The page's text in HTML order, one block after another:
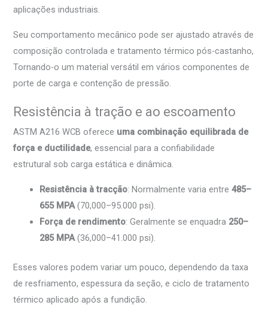
aplicações industriais.
Seu comportamento mecânico pode ser ajustado através de
composição controlada e tratamento térmico pós-castanho,
Tornando-o um material versátil em vários componentes de
porte de carga e contenção de pressão.
Resistência à tração e ao escoamento
ASTM A216 WCB oferece uma combinação equilibrada de
força e ductilidade, essencial para a confiabilidade
estrutural sob carga estática e dinâmica.
Resistência à tracção: Normalmente varia entre485–
655 MPA(70,000–95.000 psi).
Força de rendimento: Geralmente se enquadra 250–
285 MPA(36,000–41.000 psi).
Esses valores podem variar um pouco, dependendo da taxa
de resfriamento, espessura da seção, e ciclo de tratamento
térmico aplicado após a fundição.